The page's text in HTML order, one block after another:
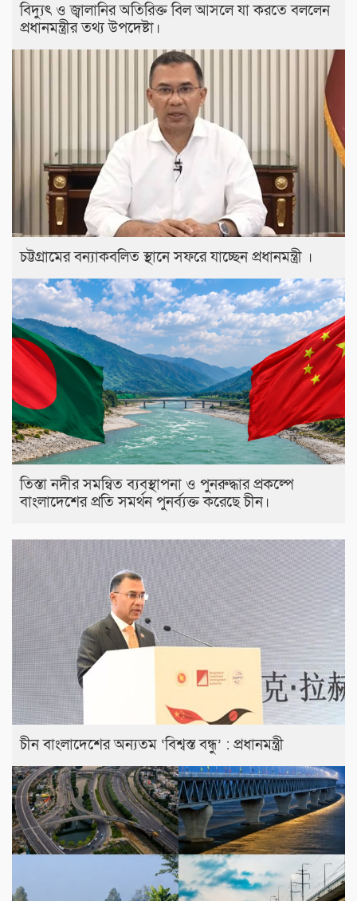
বিদ্যুৎ ও জ্বালানির অতিরিক্ত বিল আসলে যা করতে বললেন
প্রধানমন্ত্রীর তথ্য উপদেষ্টা।
চট্টগ্রামের বন্যাকবলিত স্থানে সফরে যাচ্ছেন প্রধানমন্ত্রী ।
তিস্তা নদীর সমন্বিত ব্যবস্থাপনা ও পুনরুদ্ধার প্রকল্পে
বাংলাদেশের প্রতি সমর্থন পুনর্ব্যক্ত করেছে চীন।
চীন বাংলাদেশের অন্যতম ‘বিশ্বস্ত বন্ধু’ : প্রধানমন্ত্রী